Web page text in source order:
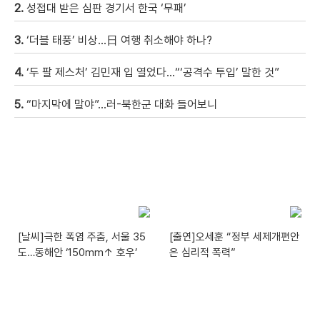
2. 성접대 받은 심판 경기서 한국 ‘무패’
3. ‘더블 태풍’ 비상…日 여행 취소해야 하나?
4. ‘두 팔 제스처’ 김민재 입 열었다…“‘공격수 투입’ 말한 것”
5. “마지막에 말야”…러-북한군 대화 들어보니
[날씨]극한 폭염 주춤, 서울 35
도…동해안 ‘150mm↑ 호우’
[출연]오세훈 “정부 세제개편안
은 심리적 폭력”